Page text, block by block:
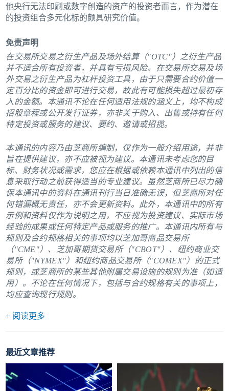
他央行无法印刷或数字创造的资产的投资者而言，作为潜在
的投资组合多元化标的颇具研究价值。
免责声明
在交易所交易之衍生产品及场外结算（"OTC"）之衍生产品
并不适合所有投资者，并具有亏损风险。在交易所交易及场
外交易之衍生产品为杠杆投资工具，由于只需要合约价值一
定百分比的资金即可进行交易，故此有可能损失超过最初存
入的金额。本通讯不论在任何适用法规的涵义上，均不构成
招股章程或公开发行证券，亦非关于购入、出售或持有任何
特定投资或服务的建议、要约、邀请或招揽。
本通讯的内容乃由芝商所编制，仅作为一般介绍用途，并非
旨在提供建议，亦不应被视为建议。本通讯未考虑您的目
标、财务状况或需求，您应在根据或依赖本通讯中列出的信
息采取行动之前获得适当的专业建议。虽然芝商所已尽力确
保本通讯中的资料在通讯刊行当日准确无误，但芝商所对任
何错漏概无责任，亦不会更新资料。此外，本通讯中的所有
示例和资料仅作为说明之用，不应视为投资建议、实际市场
经验的成果或任何特定产品或服务的推广。本通讯内所有与
规则及合约规格相关的事项均以芝加哥商品交易所
（"CME"）、芝加哥期货交易所（"CBOT"）、纽约商业交
易所（"NYMEX"）和纽约商品交易所（"COMEX"）的正式
规则，或芝商所的某些其他附属交易设施的规则为准（如适
用）。不论在任何情况下，包括与合约规格有关的事项上，
均应查询现行规则。
+ 阅读更多
最近文章推荐